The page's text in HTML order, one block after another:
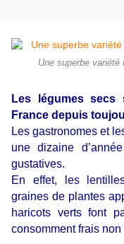
Une superbe
Les légumes secs
France depuis
Les gastronomes et
une dizaine
gustatives.
En effet, les
graines de plantes
haricots verts font
consomment frais non